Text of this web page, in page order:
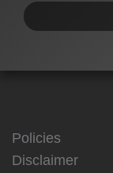
Policies
Disclaimer